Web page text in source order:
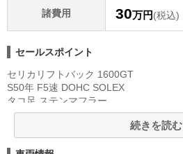
諸費用 30万円(税込)
セールスポイント
セリカリフトバック 1600GT
S50年 F5速 DOHC SOLEX
タコ足 ステンマフラー
ナルディウッドステアリング
続きを読む